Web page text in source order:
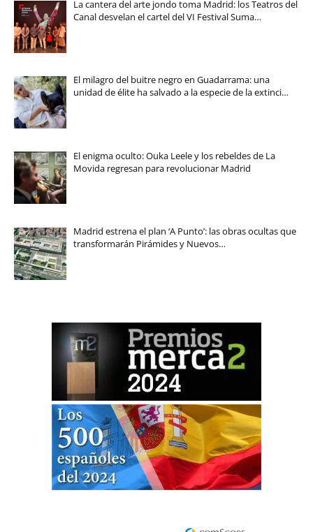
La cantera del arte jondo toma Madrid: los Teatros del
Canal desvelan el cartel del VI Festival Suma…
El milagro del buitre negro en Guadarrama: una
unidad de élite ha salvado a la especie de la extinci…
El enigma oculto: Ouka Leele y los rebeldes de La
Movida regresan para revolucionar Madrid
Madrid estrena el plan ‘A Punto’: las obras ocultas que
transformarán Pirámides y Nuevos…